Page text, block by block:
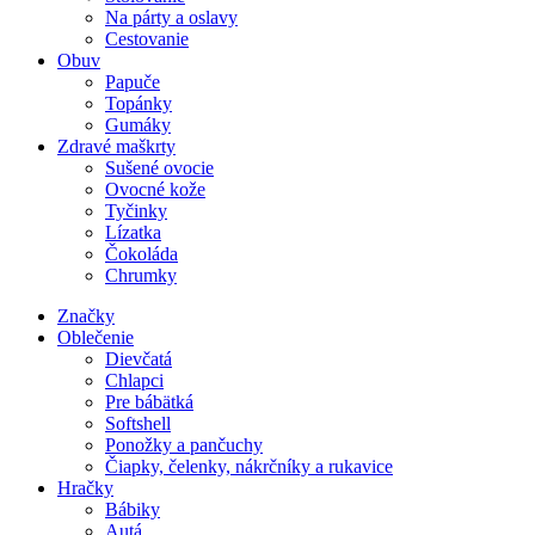
Na párty a oslavy
Cestovanie
Obuv
Papuče
Topánky
Gumáky
Zdravé maškrty
Sušené ovocie
Ovocné kože
Tyčinky
Lízatka
Čokoláda
Chrumky
Značky
Oblečenie
Dievčatá
Chlapci
Pre bábätká
Softshell
Ponožky a pančuchy
Čiapky, čelenky, nákrčníky a rukavice
Hračky
Bábiky
Autá